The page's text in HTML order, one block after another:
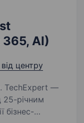
AI)
центру
25-річним
бізнес-